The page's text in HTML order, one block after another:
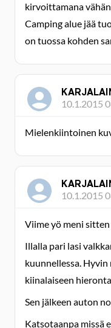
kirvoittamana
Camping alue jää
on tuossa kohden
10.1.2015
Mielenkiintoinen
10.1.2015
Viime yö meni
Illalla pari lasi
kuunnellessa.
kiinalaiseen
Sen jälkeen auton
Katsotaanpa missä